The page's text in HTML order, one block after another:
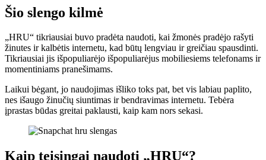
Šio slengo kilmė
„HRU“ tikriausiai buvo pradėta naudoti, kai žmonės pradėjo rašyti
žinutes ir kalbėtis internetu, kad būtų lengviau ir greičiau spausdinti.
Tikriausiai jis išpopuliarėjo išpopuliarėjus mobiliesiems telefonams ir
momentiniams pranešimams.
Laikui bėgant, jo naudojimas išliko toks pat, bet vis labiau paplito,
nes išaugo žinučių siuntimas ir bendravimas internetu. Tebėra
įprastas būdas greitai paklausti, kaip kam nors sekasi.
Kaip teisingai naudoti „HRU“?